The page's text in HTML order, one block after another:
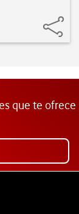
que te ofrece